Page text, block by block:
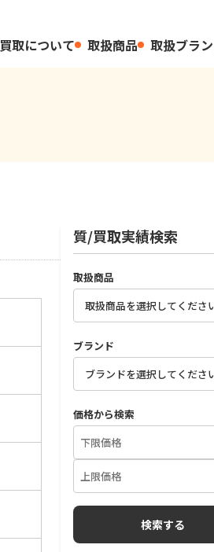
買取について 取扱商品 取扱ブラ
質/買取実績検索
取扱商品
ブランド
価格から検索